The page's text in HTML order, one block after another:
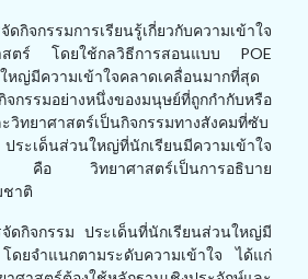
จกรรมการเรียนรู้เกี่ยวกับความเข้าใจ
สตร์ โดยใช้กลวิธีการสอนแบบ POE
หญ่มีความเข้าใจคลาดเคลื่อนมากที่สุด
รรมอย่างหนึ่งของมนุษย์ที่ถูกกำกับหรือ
วิทยาศาสตร์เป็นกิจกรรมทางสังคมที่ซับ
ะเด็นส่วนใหญ่ที่นักเรียนมีความเข้าใจ
ด คือ วิทยาศาสตร์เป็นการอธิบาย
ชาติ
ดกิจกรรม ประเด็นที่นักเรียนส่วนใหญ่มี
ดยจำแนกตามระดับความเข้าใจ ได้แก่